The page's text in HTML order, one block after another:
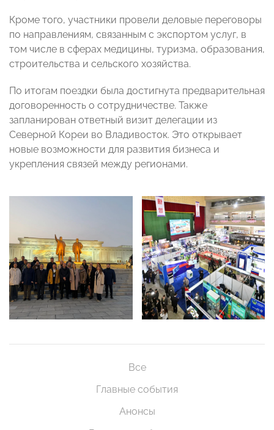
Кроме того, участники провели деловые переговоры
по направлениям, связанным с экспортом услуг, в
том числе в сферах медицины, туризма, образования,
строительства и сельского хозяйства.
По итогам поездки была достигнута предварительная
договоренность о сотрудничестве. Также
запланирован ответный визит делегации из
Северной Кореи во Владивосток. Это открывает
новые возможности для развития бизнеса и
укрепления связей между регионами.
Все
Главные события
Анонсы